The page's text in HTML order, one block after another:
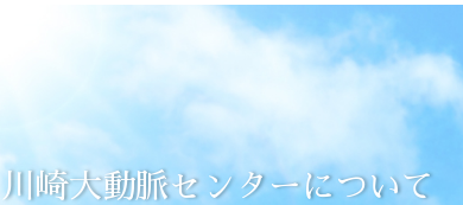
川崎大動脈センターについて